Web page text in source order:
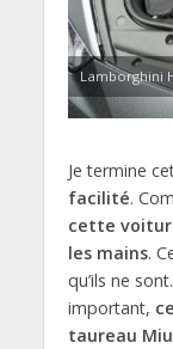
Lamborghini
Je termine
facilité.
cette
les mains.
qu’ils ne
important,
taureau